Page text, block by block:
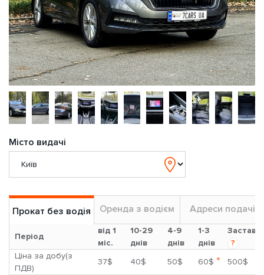
Місто видачі
Прокат без водія Оренда з водієм Адреси подачі
Період
від 1
міс.
10-29
днів
4-9
днів
1-3
днів
Застава
?
Ціна за добу(з
ПДВ)
37$ 40$ 50$ 60$ *
500$